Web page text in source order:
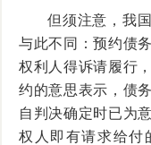
但须注意，我
与此不同：预约债
权利人得诉请履行
约的意思表示，债
自判决确定时已为
权人即有请求给付